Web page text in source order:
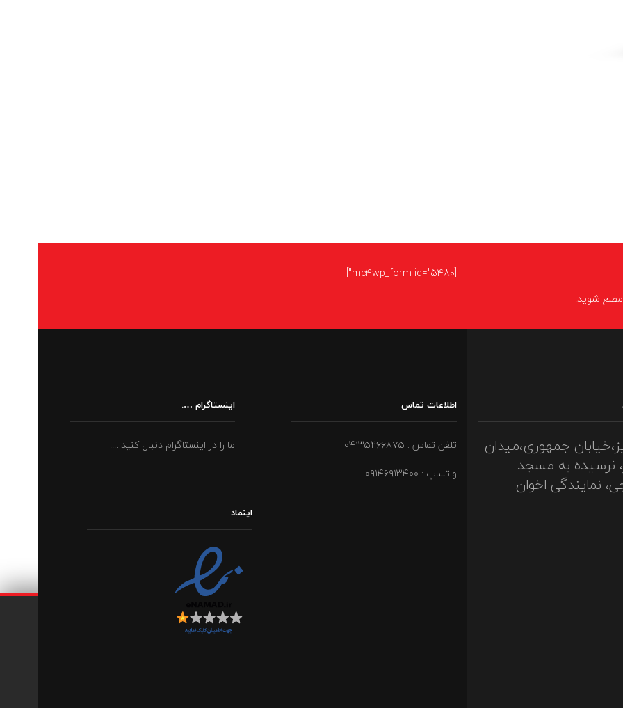
مطلع شوید.
[mc4wp_form id="5480"]
جمهوری،میدان
نرسیده به مسجد
نمایندگی اخوان
اطلاعات تماس
تلفن تماس : ۰۴۱۳۵۲۶۶۸۷۵
واتساپ : ۰۹۱۴۶۹۱۳۴۰۰
اینستاگرام ….
ما را در اینستاگرام دنبال کنید ....
اینماد